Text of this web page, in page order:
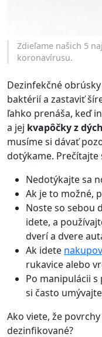
Zdieľame našich 5
koronavírusu.
Dezinfekčné
baktérií a zastaviť
ľahko prenáša, keď
a jej kvapôčky z
musíme si dávať
dotýkame.
Nedotýkajte sa
Ak je to možné,
Noste so sebou
idete, a
dverí a dvere
Ak idete
rukavice alebo
Po manipulácii
si často
Ako viete, že
dezinfikované?